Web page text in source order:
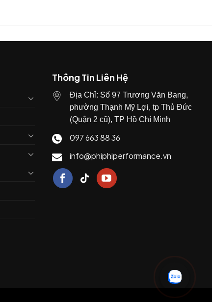
Thông Tin Liên Hệ
Địa Chỉ: Số 97 Trương Văn Bang,
phường Thạnh Mỹ Lợi, tp Thủ Đức
(Quận 2 cũ), TP Hồ Chí Minh
097 663 88 36
info@phiphiperformance.vn